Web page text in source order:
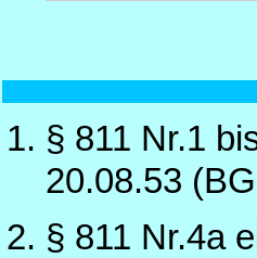
§ 811 Nr.1
20.08.53
§ 811 Nr.4a